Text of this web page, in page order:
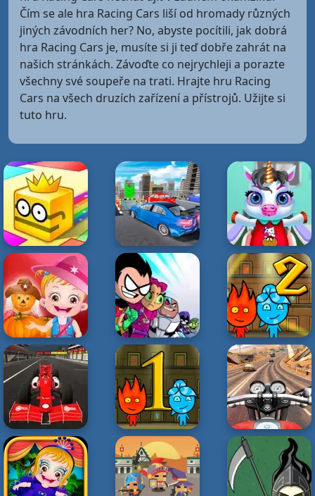
Čím se ale hra Racing Cars liší od hromady různých
jiných závodních her? No, abyste pocítili, jak dobrá
hra Racing Cars je, musíte si ji teď dobře zahrát na
našich stránkách. Závoďte co nejrychleji a porazte
všechny své soupeře na trati. Hrajte hru Racing
Cars na všech druzích zařízení a přístrojů. Užijte si
tuto hru.